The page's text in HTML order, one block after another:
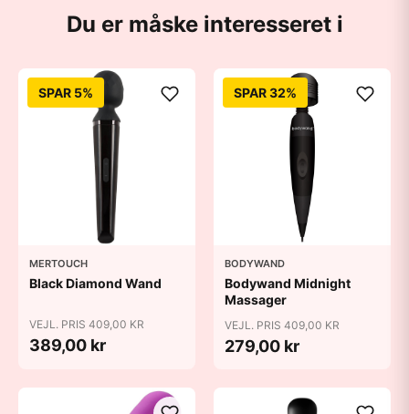
Du er måske interesseret i
SPAR 5%
MERTOUCH
Black Diamond Wand
VEJL. PRIS 409,00 KR
389,00 kr
SPAR 32%
BODYWAND
Bodywand Midnight
Massager
VEJL. PRIS 409,00 KR
279,00 kr